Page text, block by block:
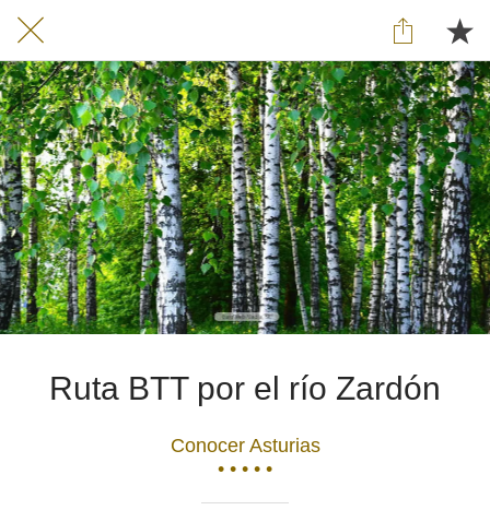
Ruta BTT por el río Zardón
Conocer Asturias
• • • • •